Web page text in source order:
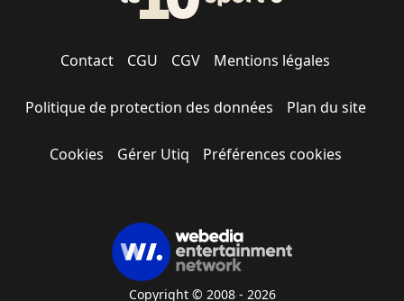
Contact CGU CGV Mentions légales
Politique de protection des données Plan du site
Cookies Gérer Utiq Préférences cookies
Copyright © 2008 - 2026